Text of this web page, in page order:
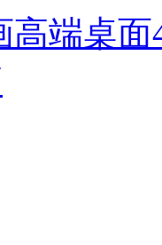
高端桌